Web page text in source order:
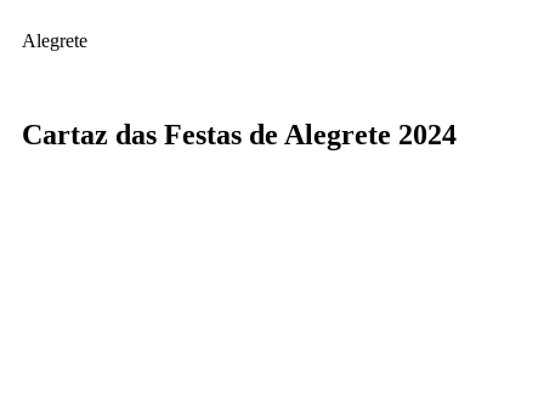
Alegrete
Cartaz das Festas de Alegrete 2024